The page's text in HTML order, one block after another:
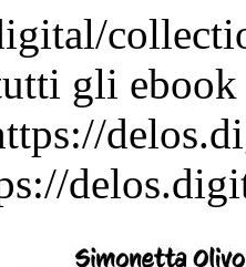
gli ebook